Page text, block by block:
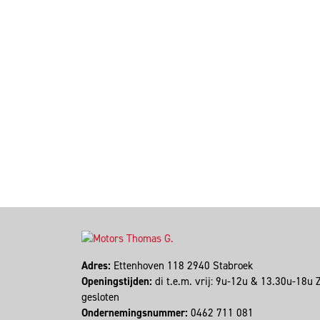
Adres: Ettenhoven 118 2940 Stabroek
Openingstijden: di t.e.m. vrij: 9u-12u & 13.30u-18u
gesloten
Ondernemingsnummer: 0462 711 081